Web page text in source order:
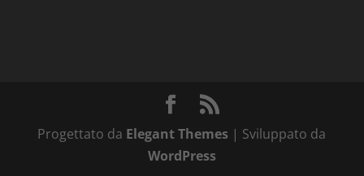
Progettato da Elegant Themes | Sviluppato da
WordPress